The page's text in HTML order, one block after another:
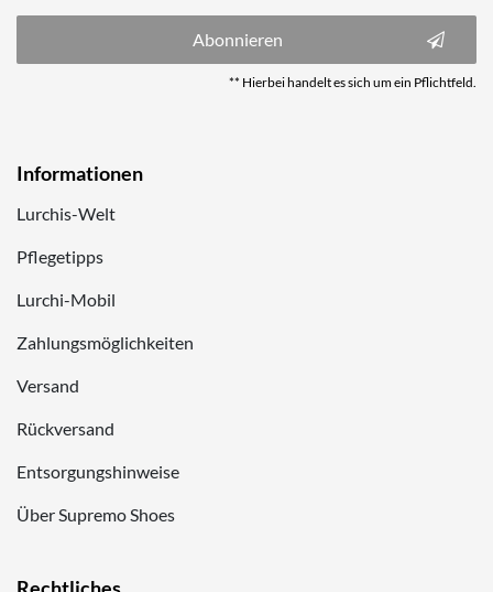
Abonnieren
** Hierbei handelt es sich um ein Pflichtfeld.
Informationen
Lurchis-Welt
Pflegetipps
Lurchi-Mobil
Zahlungsmöglichkeiten
Versand
Rückversand
Entsorgungshinweise
Über Supremo Shoes